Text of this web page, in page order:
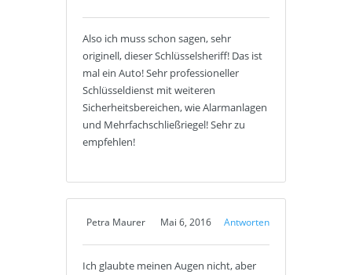
Also ich muss schon sagen, sehr
originell, dieser Schlüsselsheriff! Das ist
mal ein Auto! Sehr professioneller
Schlüsseldienst mit weiteren
Sicherheitsbereichen, wie Alarmanlagen
und Mehrfachschließriegel! Sehr zu
empfehlen!
Petra Maurer Mai 6, 2016 Antworten
Ich glaubte meinen Augen nicht, aber